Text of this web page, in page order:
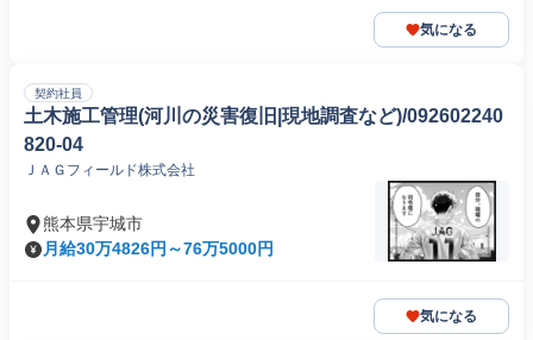
気になる
契約社員
土木施工管理(河川の災害復旧|現地調査など)/092602240
820-04
ＪＡＧフィールド株式会社
熊本県宇城市
月給30万4826円～76万5000円
気になる